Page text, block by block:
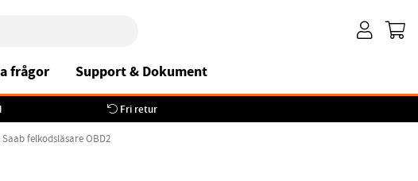
Fri retur
frågor Support & Dokument
felkodsläsare OBD2